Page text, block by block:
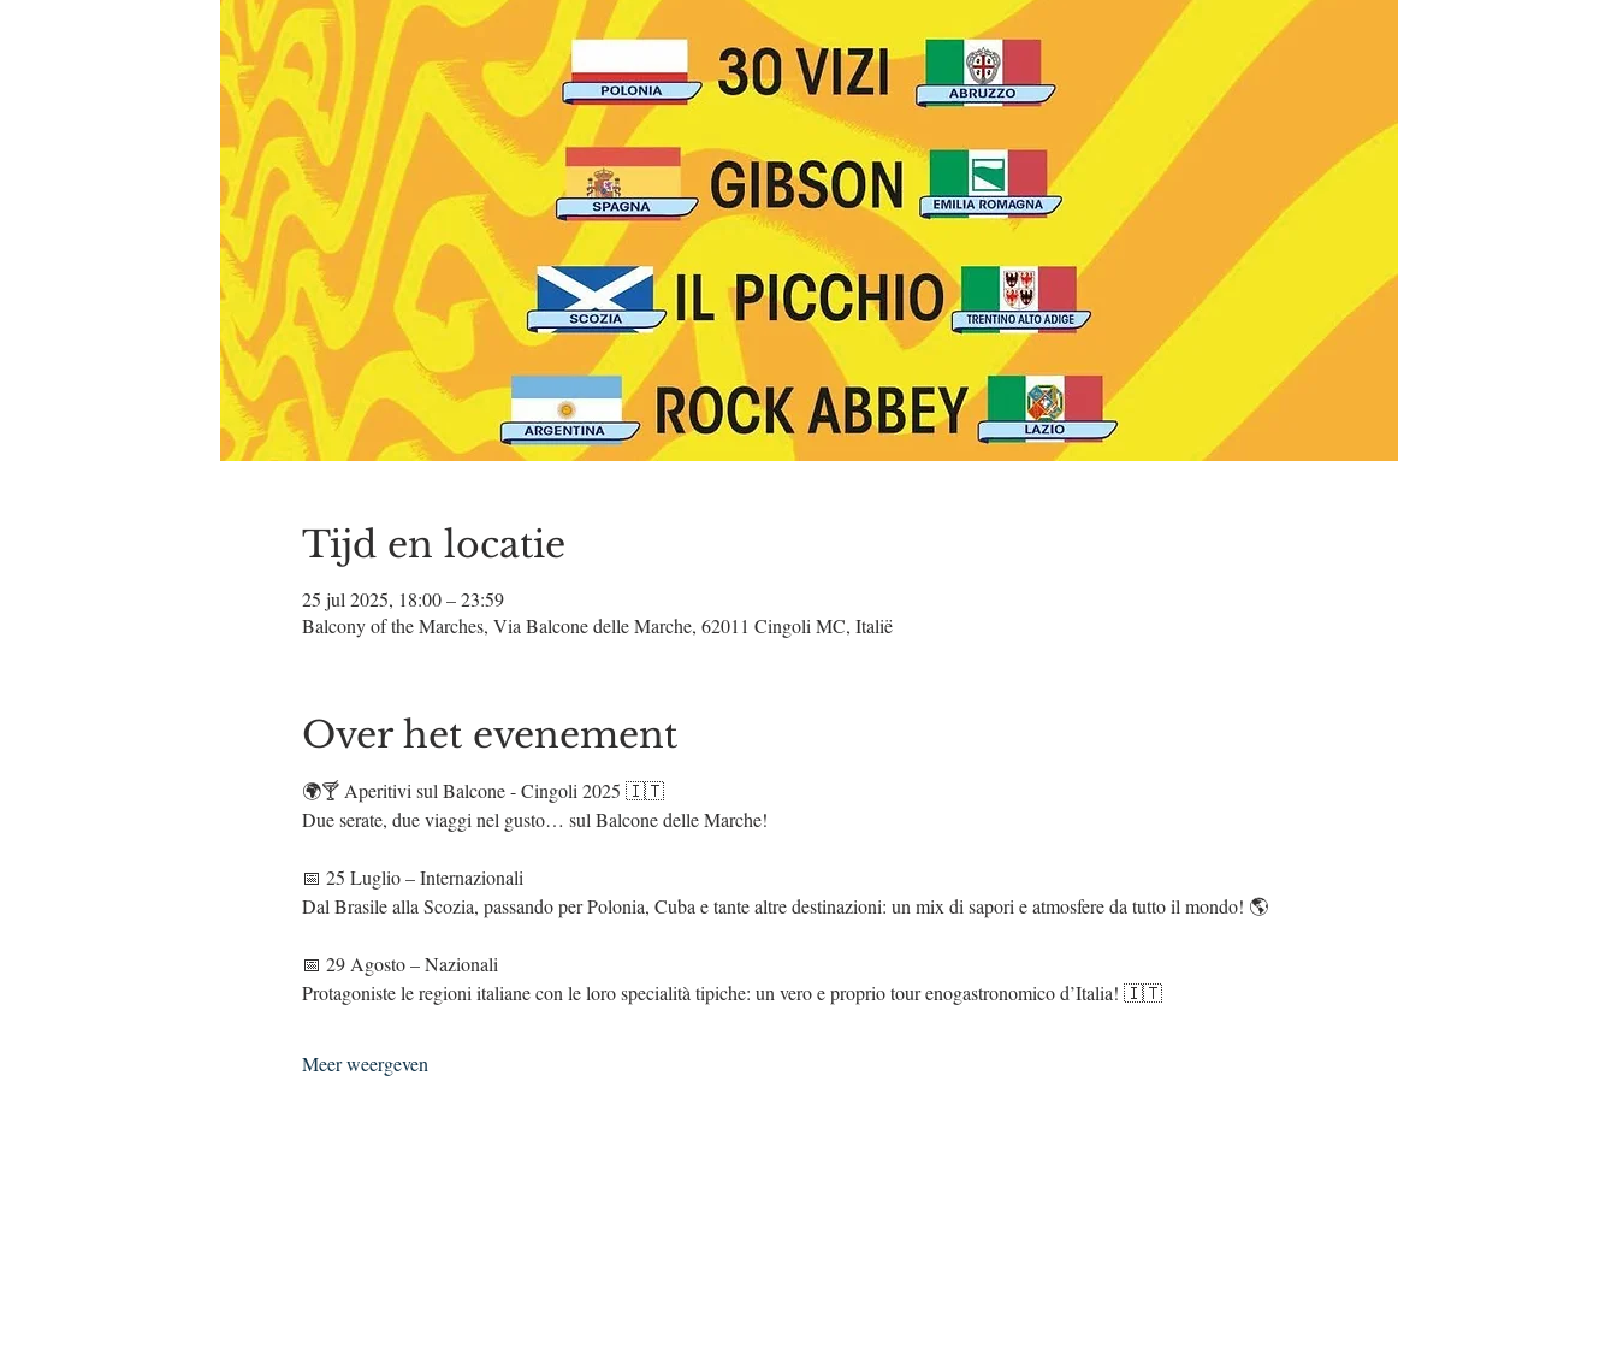
Tijd en locatie
25 jul 2025, 18:00 – 23:59
Balcony of the Marches, Via Balcone delle Marche, 62011 Cingoli MC, Italië
Over het evenement
🌍🍸 Aperitivi sul Balcone - Cingoli 2025 🇮🇹
Due serate, due viaggi nel gusto… sul Balcone delle Marche!
📅 25 Luglio – Internazionali
Dal Brasile alla Scozia, passando per Polonia, Cuba e tante altre destinazioni: un mix di sapori e atmosfere da tutto il mondo! 🌎
📅 29 Agosto – Nazionali
Protagoniste le regioni italiane con le loro specialità tipiche: un vero e proprio tour enogastronomico d’Italia! 🇮🇹
Meer weergeven